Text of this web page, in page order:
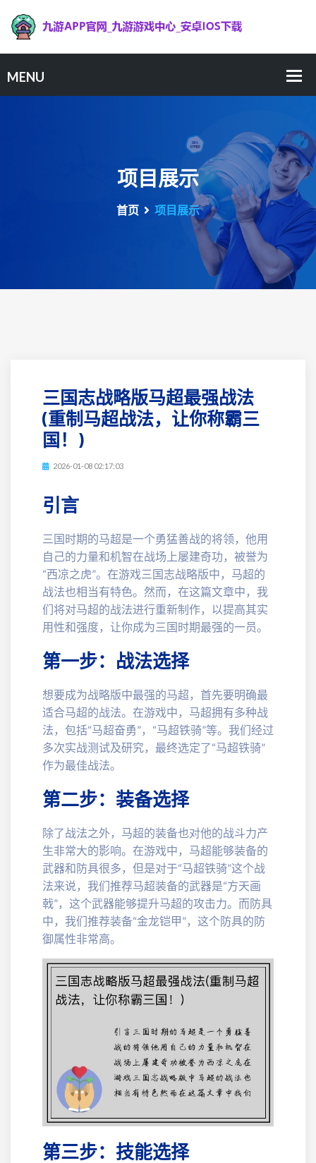
项目展示
首页 项目展示
三国志战略版马超最强战法
(重制马超战法，让你称霸三
国！)
2026-01-08 02:17:03
引言
三国时期的马超是一个勇猛善战的将领，他用
自己的力量和机智在战场上屡建奇功，被誉为
“西凉之虎”。在游戏三国志战略版中，马超的
战法也相当有特色。然而，在这篇文章中，我
们将对马超的战法进行重新制作，以提高其实
用性和强度，让你成为三国时期最强的一员。
第一步：战法选择
想要成为战略版中最强的马超，首先要明确最
适合马超的战法。在游戏中，马超拥有多种战
法，包括“马超奋勇”，“马超铁骑”等。我们经过
多次实战测试及研究，最终选定了“马超铁骑”
作为最佳战法。
第二步：装备选择
除了战法之外，马超的装备也对他的战斗力产
生非常大的影响。在游戏中，马超能够装备的
武器和防具很多，但是对于“马超铁骑”这个战
法来说，我们推荐马超装备的武器是“方天画
戟”，这个武器能够提升马超的攻击力。而防具
中，我们推荐装备“金龙铠甲”，这个防具的防
御属性非常高。
第三步：技能选择